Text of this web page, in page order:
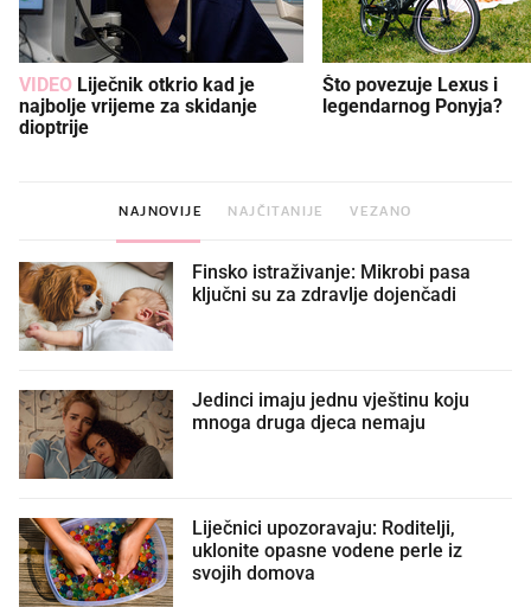
VIDEO
najbolje vrijeme za skidanje
dioptrije
Što povezuje Lexus i
legendarnog Ponyja?
NAJNOVIJE NAJČITANIJE VEZANO
Finsko istraživanje: Mikrobi pasa
ključni su za zdravlje dojenčadi
Jedinci imaju jednu vještinu koju
mnoga druga djeca nemaju
Liječnici upozoravaju: Roditelji,
uklonite opasne vodene perle iz
svojih domova